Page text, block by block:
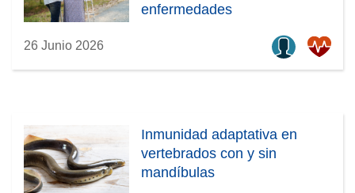
enfermedades
26 Junio 2026
Inmunidad adaptativa en
vertebrados con y sin
mandíbulas